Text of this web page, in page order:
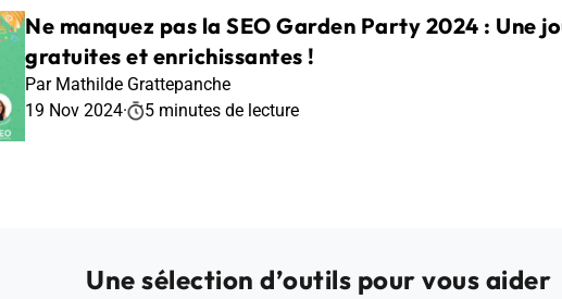
Ne manquez pas la SEO Garden Party 2024 : Une
gratuites et enrichissantes !
Par Mathilde Grattepanche
19 Nov 2024· 5 minutes de lecture
Une sélection d’outils pour vous aider